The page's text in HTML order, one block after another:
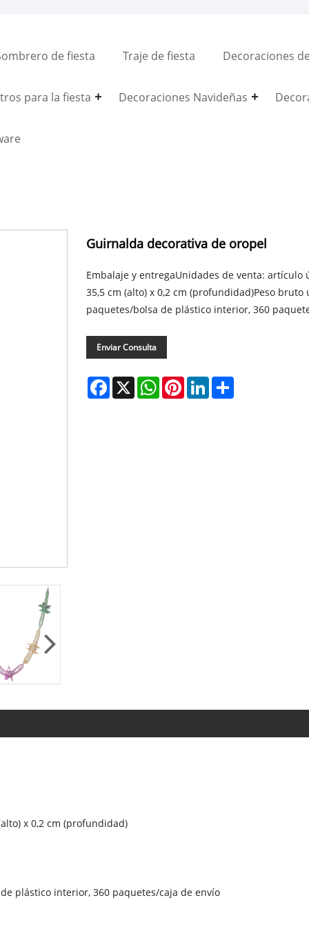
de fiesta Traje de fiesta Decoraciones
para la fiesta Decoraciones Navideñas
Guirnalda decorativa de oropel
Embalaje y entregaUnidades de venta:
35,5 cm (alto) x 0,2 cm (profundidad)Peso
paquetes/bolsa de plástico interior, 360
Enviar Consulta
Facebook
X WhatsApp
PinterestLinkedIn
x 0,2 cm (profundidad)
plástico interior, 360 paquetes/caja de envío